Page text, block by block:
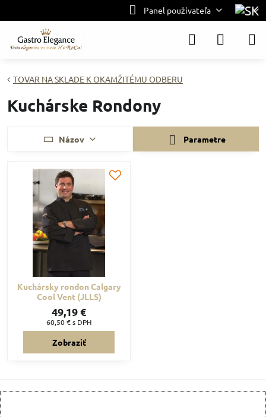
Panel používateľa
TOVAR NA SKLADE K OKAMŽITÉMU ODBERU
Kuchárske Rondony
Názov Parametre
Kuchársky rondon Calgary
Cool Vent (JLLS)
49,19 €
60,50 €s DPH
Zobraziť